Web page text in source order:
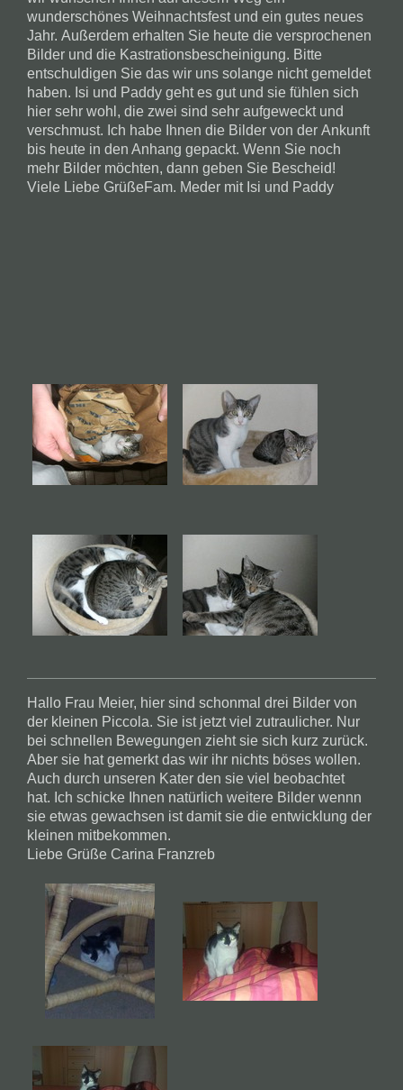
wunderschönes Weihnachtsfest und ein gutes neues
Jahr. Außerdem erhalten Sie heute die versprochenen
Bilder und die Kastrationsbescheinigung. Bitte
entschuldigen Sie das wir uns solange nicht gemeldet
haben. Isi und Paddy geht es gut und sie fühlen sich
hier sehr wohl, die zwei sind sehr aufgeweckt und
verschmust. Ich habe Ihnen die Bilder von der Ankunft
bis heute in den Anhang gepackt. Wenn Sie noch
mehr Bilder möchten, dann geben Sie Bescheid!
Viele Liebe GrüßeFam. Meder mit Isi und Paddy
Hallo Frau Meier, hier sind schonmal drei Bilder von
der kleinen Piccola. Sie ist jetzt viel zutraulicher. Nur
bei schnellen Bewegungen zieht sie sich kurz zurück.
Aber sie hat gemerkt das wir ihr nichts böses wollen.
Auch durch unseren Kater den sie viel beobachtet
hat. Ich schicke Ihnen natürlich weitere Bilder wennn
sie etwas gewachsen ist damit sie die entwicklung der
kleinen mitbekommen.
Liebe Grüße Carina Franzreb